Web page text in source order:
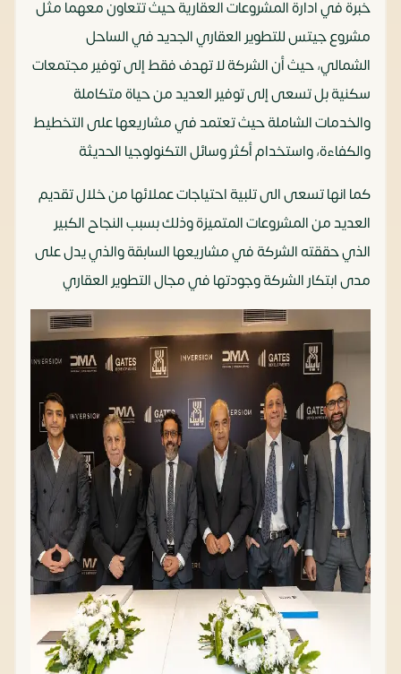
خبرة في ادارة المشروعات العقارية حيث تتعاون معهما مثل
مشروع جيتس للتطوير العقاري الجديد في الساحل
الشمالي، حيث أن الشركة لا تهدف فقط إلى توفير مجتمعات
سكنية بل تسعى إلى توفير العديد من حياة متكاملة
والخدمات الشاملة حيث تعتمد في مشاريعها على التخطيط
والكفاءة، واستخدام أكثر وسائل التكنولوجيا الحديثة
كما انها تسعى الى تلبية احتياجات عملائها من خلال تقديم
العديد من المشروعات المتميزة وذلك بسبب النجاح الكبير
الذي حققته الشركة في مشاريعها السابقة والذي يدل على
مدى ابتكار الشركة وجودتها في مجال التطوير العقاري